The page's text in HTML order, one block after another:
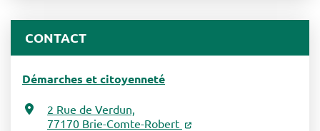
CONTACT
Démarches et citoyenneté
2 Rue de Verdun,
77170 Brie-Comte-Robert